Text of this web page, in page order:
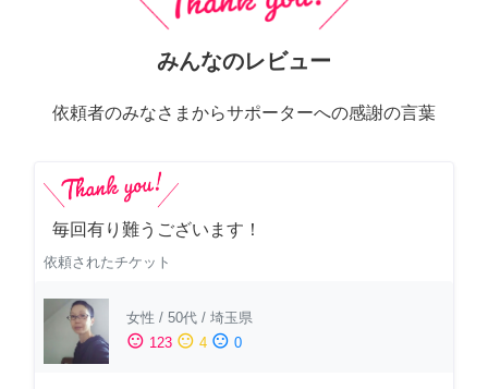
みんなのレビュー
依頼者のみなさまからサポーターへの感謝の言葉
毎回有り難うございます！
依頼されたチケット
女性 / 50代 / 埼玉県
sentiment_satisfied 123 sentiment_neutral 4 sentiment_dissatisfied 0